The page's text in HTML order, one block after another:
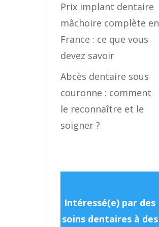
Prix implant dentaire
mâchoire complète en
France : ce que vous
devez savoir
Abcès dentaire sous
couronne : comment
le reconnaître et le
soigner ?
Intéressé(e) par des
soins dentaires à des